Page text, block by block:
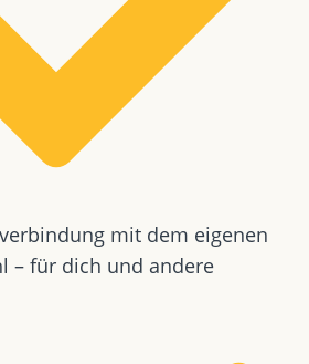
mit dem eigenen
– für dich und andere